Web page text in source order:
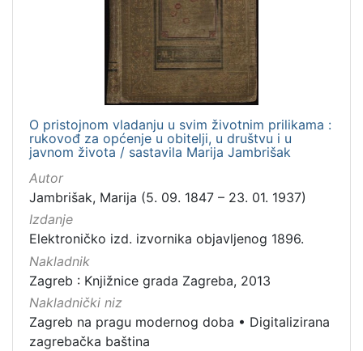
O pristojnom vladanju u svim životnim prilikama :
rukovođ za općenje u obitelji, u društvu i u
javnom života / sastavila Marija Jambrišak
Autor
Jambrišak, Marija (5. 09. 1847 – 23. 01. 1937)
Izdanje
Elektroničko izd. izvornika objavljenog 1896.
Nakladnik
Zagreb : Knjižnice grada Zagreba, 2013
Nakladnički niz
Zagreb na pragu modernog doba • Digitalizirana
zagrebačka baština